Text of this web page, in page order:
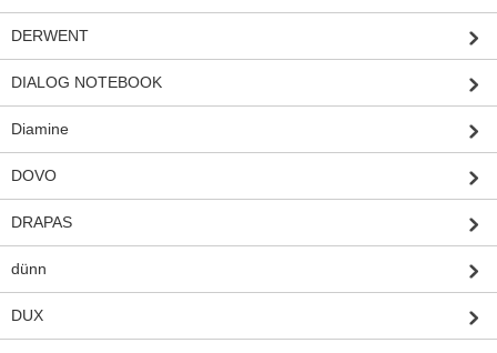
DERWENT
DIALOG NOTEBOOK
Diamine
DOVO
DRAPAS
dünn
DUX